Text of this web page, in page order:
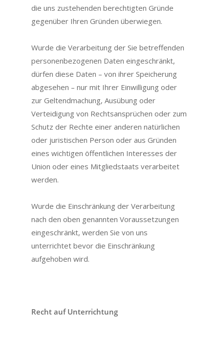
die uns zustehenden berechtigten Gründe
gegenüber Ihren Gründen überwiegen.
Wurde die Verarbeitung der Sie betreffenden
personenbezogenen Daten eingeschränkt,
dürfen diese Daten – von ihrer Speicherung
abgesehen – nur mit Ihrer Einwilligung oder
zur Geltendmachung, Ausübung oder
Verteidigung von Rechtsansprüchen oder zum
Schutz der Rechte einer anderen natürlichen
oder juristischen Person oder aus Gründen
eines wichtigen öffentlichen Interesses der
Union oder eines Mitgliedstaats verarbeitet
werden.
Wurde die Einschränkung der Verarbeitung
nach den oben genannten Voraussetzungen
eingeschränkt, werden Sie von uns
unterrichtet bevor die Einschränkung
aufgehoben wird.
Recht auf Unterrichtung